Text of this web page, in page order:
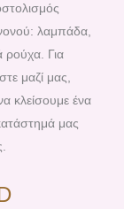
λαμπάδα,
ρούχα. Για
μαζί μας,
κλείσουμε ένα
μας